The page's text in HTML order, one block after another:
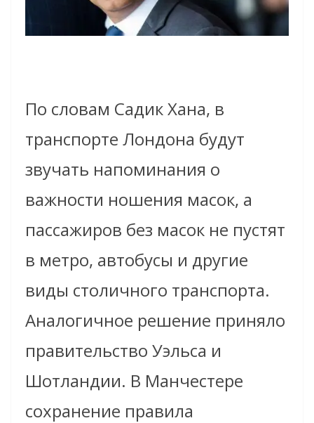
По словам Садик Хана, в
транспорте Лондона будут
звучать напоминания о
важности ношения масок, а
пассажиров без масок не пустят
в метро, автобусы и другие
виды столичного транспорта.
Аналогичное решение приняло
правительство Уэльса и
Шотландии. В Манчестере
сохранение правила